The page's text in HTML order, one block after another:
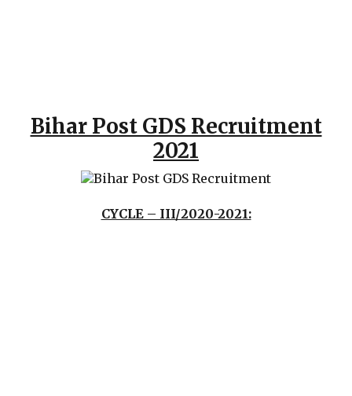
Bihar Post GDS Recruitment
2021
CYCLE – III/2020-2021: